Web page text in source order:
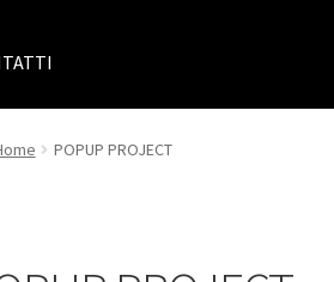
POPUP PROJECT